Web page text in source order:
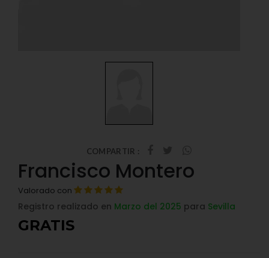
COMPARTIR :
Francisco Montero
Valorado con
Registro realizado en Marzo del 2025 para Sevilla
GRATIS